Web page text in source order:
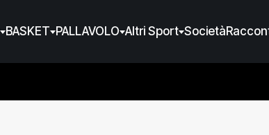
BASKET PALLAVOLO Altri Sport Società